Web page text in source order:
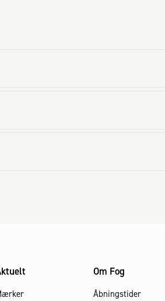
Om Fog
Åbningstider